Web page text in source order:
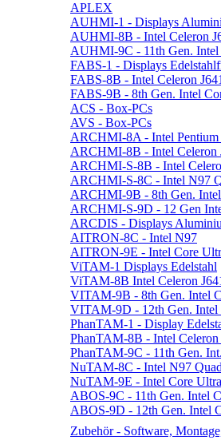
APLEX
AUHMI-1 - Displays
AUHMI-8B - Intel Celeron
AUHMI-9C - 11th Gen. Intel
FABS-1 - Displays
FABS-8B - Intel Celeron
FABS-9B - 8th Gen. Intel
ACS - Box-PCs
AVS - Box-PCs
ARCHMI-8A - Intel Pentium
ARCHMI-8B - Intel Celeron
ARCHMI-S-8B - Intel
ARCHMI-S-8C - Intel N97
ARCHMI-9B - 8th Gen.
ARCHMI-S-9D - 12 Gen
ARCDIS - Displays
AITRON-8C - Intel N97
AITRON-9E - Intel Core
ViTAM-1 Displays Edelstahl
ViTAM-8B Intel Celeron
VITAM-9B - 8th Gen. Intel
VITAM-9D - 12th Gen. Intel
PhanTAM-1 - Display
PhanTAM-8B - Intel Celeron
PhanTAM-9C - 11th Gen.
NuTAM-8C - Intel N97
NuTAM-9E - Intel Core Ultra
ABOS-9C - 11th Gen. Intel
ABOS-9D - 12th Gen. Intel
Zubehör - Software,